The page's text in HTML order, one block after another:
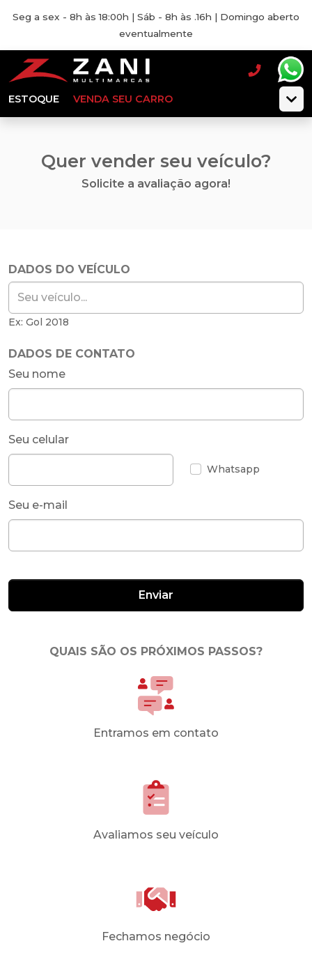
Seg a sex - 8h às 18:00h | Sáb - 8h às .16h | Domingo aberto
eventualmente
ESTOQUE VENDA SEU CARRO
Quer vender seu veículo?
Solicite a avaliação agora!
DADOS DO VEÍCULO
Ex: Gol 2018
DADOS DE CONTATO
Seu nome
Seu celular
Whatsapp
Seu e-mail
Enviar
QUAIS SÃO OS PRÓXIMOS PASSOS?
Entramos em contato
Avaliamos seu veículo
Fechamos negócio